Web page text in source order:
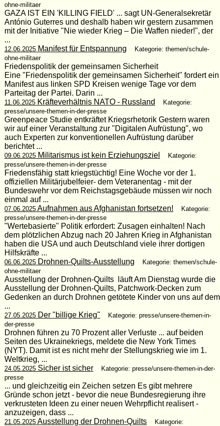
ohne-militaer
GAZA IST EIN 'KILLING FIELD' ... sagt UN-Generalsekretär
António Guterres und deshalb haben wir gestern zusammen
mit der Initiative "Nie wieder Krieg – Die Waffen nieder!", der
...
12.06.2025Manifest für Entspannung
Kategorie: themen/schule-
ohne-militaer
Friedenspolitik der gemeinsamen Sicherheit
Eine "Friedenspolitik der gemeinsamen Sicherheit" fordert ein
Manifest aus linken SPD Kreisen wenige Tage vor dem
Parteitag der Partei. Darin ...
11.06.2025Kräfteverhältnis NATO - Russland
Kategorie:
presse/unsere-themen-in-der-presse
Greenpeace Studie entkräftet Kriegsrhetorik Gestern waren
wir auf einer Veranstaltung zur "Digitalen Aufrüstung", wo
auch Experten zur konventionellen Aufrüstung darüber
berichtet ...
09.06.2025Militarismus ist kein Erziehungsziel
Kategorie:
presse/unsere-themen-in-der-presse
Friedensfähig statt kriegstüchtig! Eine Woche vor der 1.
offiziellen Militärjubelfeier- dem Veteranentag - mit der
Bundeswehr vor dem Reichstagsgebäude müssen wir noch
einmal auf ...
07.06.2025Aufnahmen aus Afghanistan fortsetzen!
Kategorie:
presse/unsere-themen-in-der-presse
"Wertebasierte" Politik erfordert: Zusagen einhalten! Nach
dem plötzlichen Abzug nach 20 Jahren Krieg in Afghanistan
haben die USA und auch Deutschland viele ihrer dortigen
Hilfskräfte ...
06.06.2025Drohnen-Quilts-Ausstellung
Kategorie: themen/schule-
ohne-militaer
Ausstellung der Drohnen-Quilts läuft Am Dienstag wurde die
Ausstellung der Drohnen-Quilts, Patchwork-Decken zum
Gedenken an durch Drohnen getötete Kinder von uns auf dem
...
27.05.2025Der "billige Krieg"
Kategorie: presse/unsere-themen-in-
der-presse
Drohnen führen zu 70 Prozent aller Verluste ... auf beiden
Seiten des Ukrainekriegs, meldete die New York Times
(NYT). Damit ist es nicht mehr der Stellungskrieg wie im 1.
Weltkrieg, ...
24.05.2025Sicher ist sicher
Kategorie: presse/unsere-themen-in-der-
presse
... und gleichzeitig ein Zeichen setzen Es gibt mehrere
Gründe schon jetzt - bevor die neue Bundesregierung ihre
verkrusteten Ideen zu einer neuen Wehrpflicht realisert -
anzuzeigen, dass ...
21.05.2025Ausstellung der Drohnen-Quilts
Kategorie: